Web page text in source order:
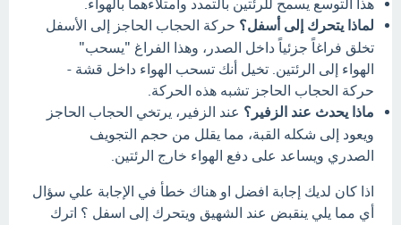
هذا التوسع يسمح للرئتين بالتمدد وامتلاءهما بالهواء.
لماذا يتحرك إلى أسفل؟ حركة الحجاب الحاجز إلى الأسفل
تخلق فراغاً جزئياً داخل الصدر، وهذا الفراغ "يسحب"
الهواء إلى الرئتين. تخيل أنك تسحب الهواء داخل قشة -
حركة الحجاب الحاجز تشبه هذه الحركة.
ماذا يحدث عند الزفير؟ عند الزفير، يرتخي الحجاب الحاجز
ويعود إلى شكله القبة، مما يقلل من حجم التجويف
الصدري ويساعد على دفع الهواء خارج الرئتين.
اذا كان لديك إجابة افضل او هناك خطأ في الإجابة علي سؤال
أي مما يلي ينقبض عند الشهيق ويتحرك إلى اسفل ؟ اترك